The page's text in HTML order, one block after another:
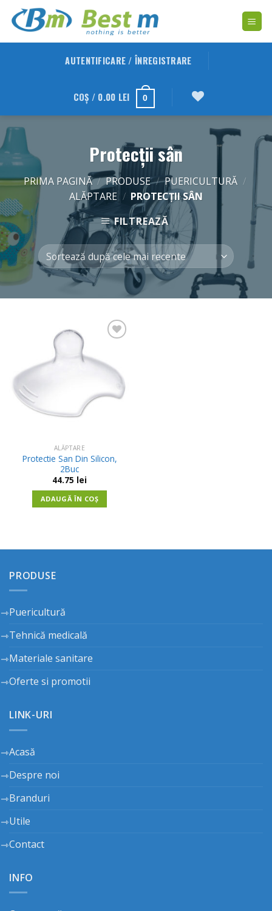
AUTENTIFICARE / ÎNREGISTRARE
COȘ / 0.00 LEI 0
Protecții sân
PRIMA PAGINĂ / PRODUSE / PUERICULTURĂ /
ALĂPTARE / PROTECȚII SÂN
FILTREAZĂ
Wishlist
ALĂPTARE
Protectie San Din Silicon,
2Buc
44.75 lei
ADAUGĂ ÎN COȘ
PRODUSE
Puericultură
Tehnică medicală
Materiale sanitare
Oferte si promotii
LINK-URI
Acasă
Despre noi
Branduri
Utile
Contact
INFO